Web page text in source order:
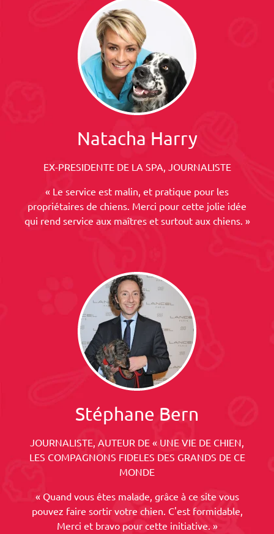
Natacha Harry
EX-PRESIDENTE DE LA SPA, JOURNALISTE
« Le service est malin, et pratique pour les
propriétaires de chiens. Merci pour cette jolie idée
qui rend service aux maîtres et surtout aux chiens. »
Stéphane Bern
JOURNALISTE, AUTEUR DE « UNE VIE DE CHIEN,
LES COMPAGNONS FIDELES DES GRANDS DE CE
MONDE
« Quand vous êtes malade, grâce à ce site vous
pouvez faire sortir votre chien. C'est formidable,
Merci et bravo pour cette initiative. »